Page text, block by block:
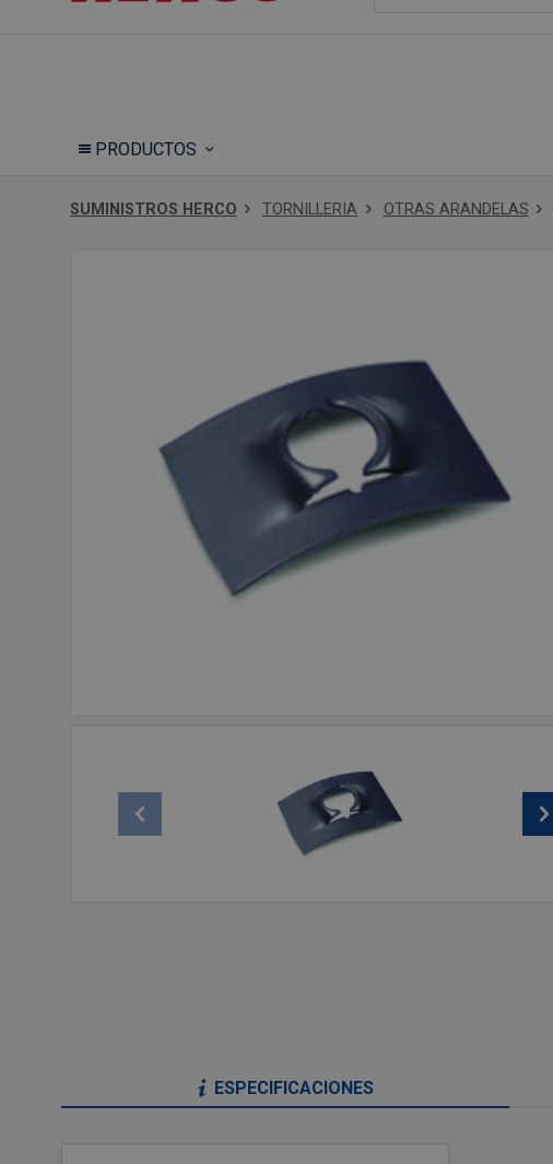
PRODUCTOS
SUMINISTROS HERCO TORNILLERIA OTRAS ARANDELAS
ESPECIFICACIONES